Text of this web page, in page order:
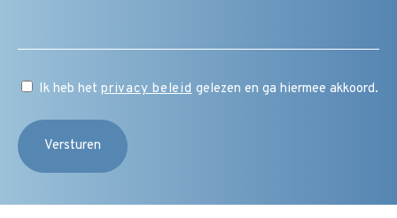
opmerking
(Vereist)
Instemming
Ik heb het privacy beleidgelezen en ga hiermee akkoord.